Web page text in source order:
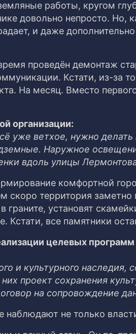
работы, кругом
довольно непросто. Но,
и даже
проведён демонтаж
Кстати, из-за
На месяц. Вместо
организации:
уже ветхое, нужно делать
Наружное
вдоль улицы
комфортной
территория заметно
граните, установят
Кстати, все памятники
целевых
и культурного наследия,
проект сохранения
на сопровождение
наблюдают не только